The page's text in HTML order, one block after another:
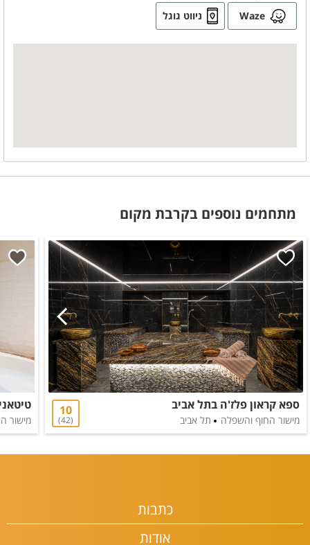
Waze ניווט גוגל
מתחמים נוספים בקרבת מקום
ספא קראון פלז'ה בתל אביב
מישור החוף והשפלה תל אביב
10
42 מישור
כתבות
אודות